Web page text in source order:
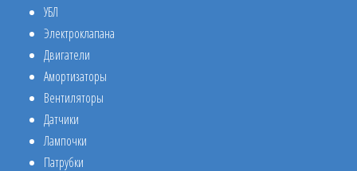
УБЛ
Электроклапана
Двигатели
Амортизаторы
Вентиляторы
Датчики
Лампочки
Патрубки